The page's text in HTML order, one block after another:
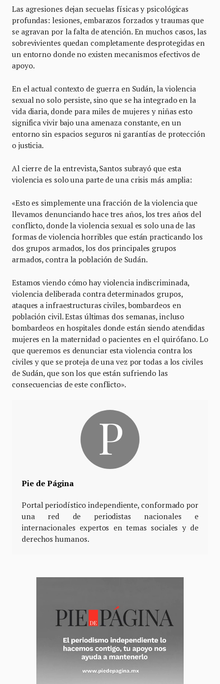
Las agresiones dejan secuelas físicas y psicológicas
profundas: lesiones, embarazos forzados y traumas que
se agravan por la falta de atención. En muchos casos, las
sobrevivientes quedan completamente desprotegidas en
un entorno donde no existen mecanismos efectivos de
apoyo.
En el actual contexto de guerra en Sudán, la violencia
sexual no solo persiste, sino que se ha integrado en la
vida diaria, donde para miles de mujeres y niñas esto
significa vivir bajo una amenaza constante, en un
entorno sin espacios seguros ni garantías de protección
o justicia.
Al cierre de la entrevista, Santos subrayó que esta
violencia es solo una parte de una crisis más amplia:
«Esto es simplemente una fracción de la violencia que
llevamos denunciando hace tres años, los tres años del
conflicto, donde la violencia sexual es solo una de las
formas de violencia horribles que están practicando los
dos grupos armados, los dos principales grupos
armados, contra la población de Sudán.
Estamos viendo cómo hay violencia indiscriminada,
violencia deliberada contra determinados grupos,
ataques a infraestructuras civiles, bombardeos en
población civil. Estas últimas dos semanas, incluso
bombardeos en hospitales donde están siendo atendidas
mujeres en la maternidad o pacientes en el quirófano. Lo
que queremos es denunciar esta violencia contra los
civiles y que se proteja de una vez por todas a los civiles
de Sudán, que son los que están sufriendo las
consecuencias de este conflicto».
Pie de Página
Portal periodístico independiente, conformado por
una red de periodistas nacionales e
internacionales expertos en temas sociales y de
derechos humanos.